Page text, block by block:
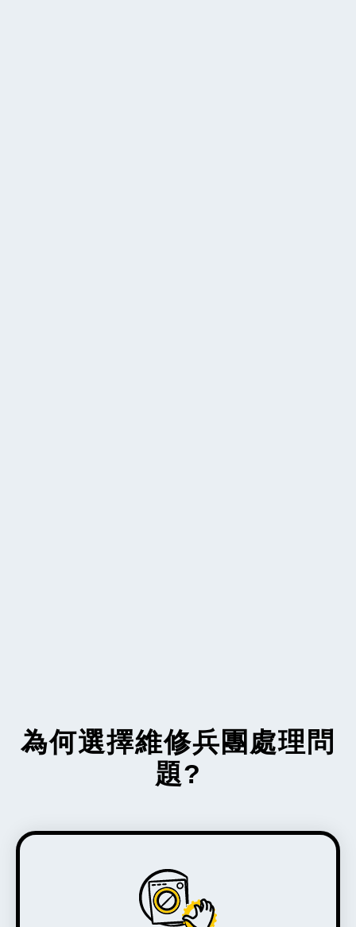
為何選擇維修兵團處理問
題?